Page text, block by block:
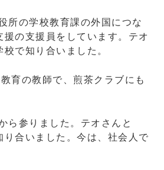
所の学校教育課の外国につな
援の支援員をしています。テオ
で知り合いました。
育の教師で、煎茶クラブにも
ら参りました。テオさんと
り合いました。今は、社会人で